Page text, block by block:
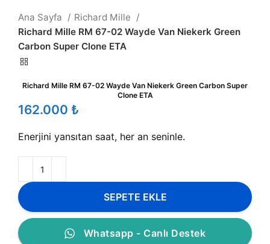
Ana Sayfa
Richard Mille
Richard Mille RM 67-02 Wayde Van Niekerk Green
Carbon Super Clone ETA
Richard Mille RM 67-02 Wayde Van Niekerk Green Carbon Super
Clone ETA
₺
Enerjini yansıtan saat, her an seninle.
SEPETE EKLE
Whatsapp - Canlı Destek